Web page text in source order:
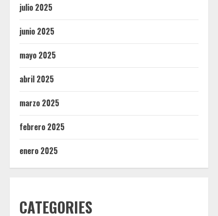
julio 2025
junio 2025
mayo 2025
abril 2025
marzo 2025
febrero 2025
enero 2025
CATEGORIES